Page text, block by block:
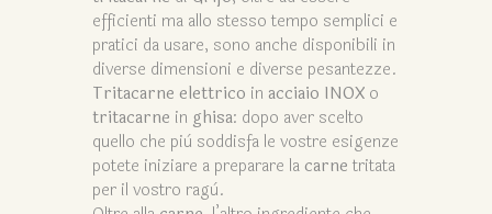
efficienti ma allo stesso tempo semplici e
pratici da usare, sono anche disponibili in
diverse dimensioni e diverse pesantezze.
Tritacarne elettrico in acciaio INOX o
tritacarne in ghisa: dopo aver scelto
quello che più soddisfa le vostre esigenze
potete iniziare a preparare lacarne tritata
per il vostro ragù.